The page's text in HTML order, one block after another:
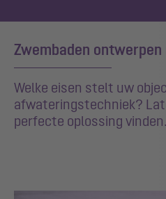
Zwembaden ontwerpen
Welke eisen stelt uw
afwateringstechniek?
perfecte oplossing vinden.